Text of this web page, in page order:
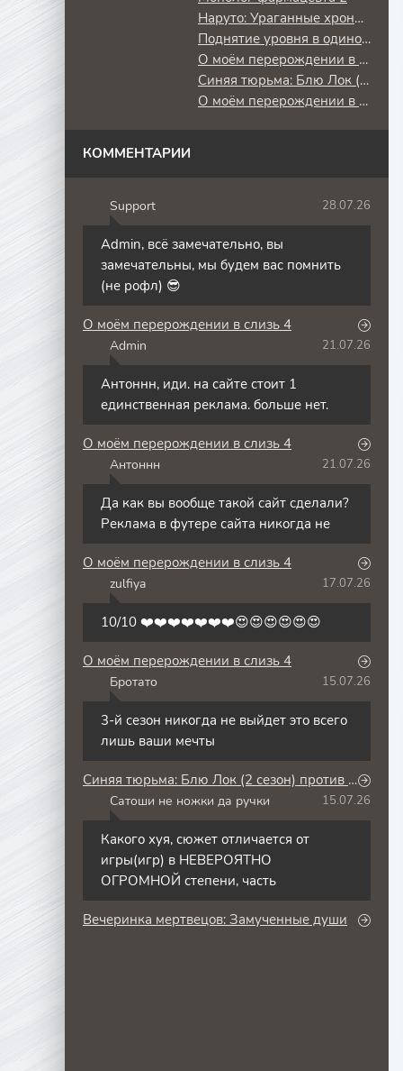
Наруто: Ураганные хроники
Поднятие уровня в одиночку: Повторное пробуждение
О моём перерождении в слизь
Синяя тюрьма: Блю Лок (2 сезон) против юношеской сборной Японии
О моём перерождении в слизь 3
КОММЕНТАРИИ
Support 28.07.26
Admin, всё замечательно, вы
замечательны, мы будем вас помнить
(не рофл) 😎
О моём перерождении в слизь 4
Admin 21.07.26
Антоннн, иди. на сайте стоит 1
единственная реклама. больше нет.
О моём перерождении в слизь 4
Антоннн 21.07.26
Да как вы вообще такой сайт сделали?
Реклама в футере сайта никогда не
О моём перерождении в слизь 4
zulfiya 17.07.26
10/10 ❤️❤️❤️❤️❤️❤️❤️😍😍😍😍😍😍
О моём перерождении в слизь 4
Бротато 15.07.26
3-й сезон никогда не выйдет это всего
лишь ваши мечты
Синяя тюрьма: Блю Лок (2 сезон) против юношеской сборной Японии
Сатоши не ножки да ручки 15.07.26
Какого хуя, сюжет отличается от
игры(игр) в НЕВЕРОЯТНО
ОГРОМНОЙ степени, часть
Вечеринка мертвецов: Замученные души